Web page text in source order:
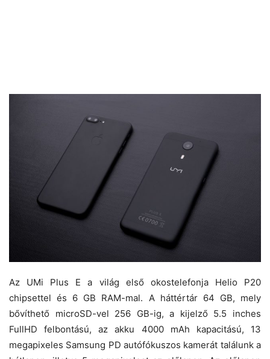
Az UMi Plus E a világ első okostelefonja Helio P20
chipsettel és 6 GB RAM-mal. A háttértár 64 GB, mely
bővíthető microSD-vel 256 GB-ig, a kijelző 5.5 inches
FullHD felbontású, az akku 4000 mAh kapacitású, 13
megapixeles Samsung PD autófókuszos kamerát találunk a